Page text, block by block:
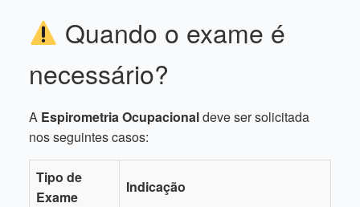
Quando o exame é
necessário?
A Espirometria Ocupacionaldeve ser solicitada
nos seguintes casos:
Tipo de
Exame
Indicação